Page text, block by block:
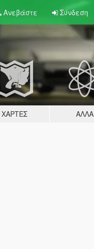
Ανεβάστε Σύνδεση
ΧΆΡΤΕΣ ΆΛΛΑ